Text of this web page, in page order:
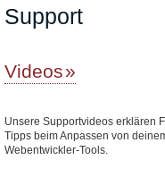
Support
Videos
Unsere Supportvideos erklären
Tipps beim Anpassen von
Webentwickler-Tools.